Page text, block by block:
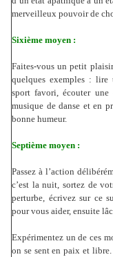
merveilleux pouvoir de
Sixième moyen :
Faites-vous un petit
quelques exemples : lire
sport favori, écouter
musique de danse et en
bonne humeur.
Septième moyen :
Passez à l’action
c’est la nuit, sortez de
perturbe, écrivez sur ce
pour vous aider, ensuite
Expérimentez un de ces
on se sent en paix et